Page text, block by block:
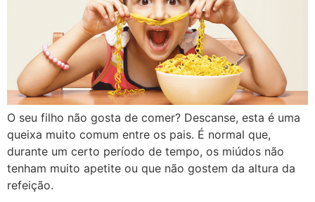
O seu filho não gosta de comer? Descanse, esta é uma
queixa muito comum entre os pais. É normal que,
durante um certo período de tempo, os miúdos não
tenham muito apetite ou que não gostem da altura da
refeição.